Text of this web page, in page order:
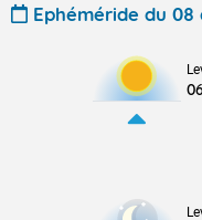
Ephéméride du